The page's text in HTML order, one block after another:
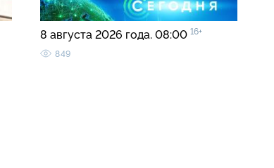
8 августа 2026 года. 08:00 16+
849